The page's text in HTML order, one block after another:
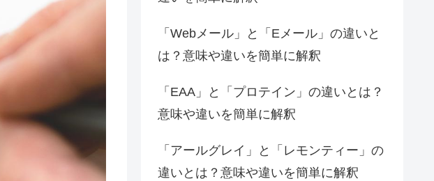
「Webメール」と「Eメール」の違いと
は？意味や違いを簡単に解釈
「EAA」と「プロテイン」の違いとは？
意味や違いを簡単に解釈
「アールグレイ」と「レモンティー」の
違いとは？意味や違いを簡単に解釈